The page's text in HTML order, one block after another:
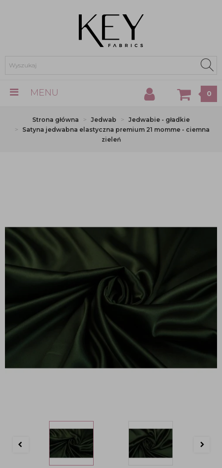
MENU 0
Strona główna Jedwab
Jedwabie - gładkie
Satyna jedwabna elastyczna premium 21 momme - ciemna
zieleń